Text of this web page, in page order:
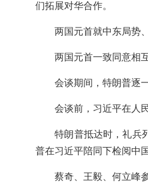
们拓展对华合作。
两国元首就中东局势
两国元首一致同意相
会谈期间，特朗普逐
会谈前，习近平在人
特朗普抵达时，礼兵
普在习近平陪同下检阅中
蔡奇、王毅、何立峰